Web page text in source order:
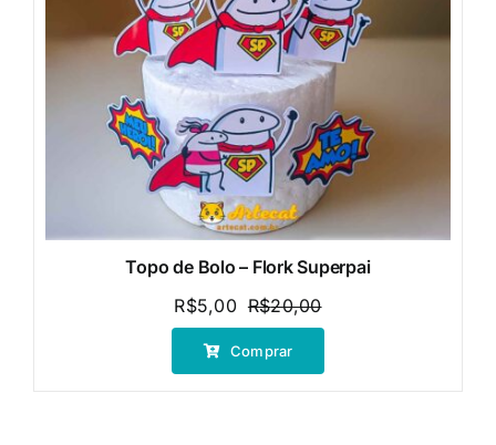
Topo de Bolo – Flork Superpai
R$20,00O
preço
era:
R$5,00
O
preço
é:
Comprar